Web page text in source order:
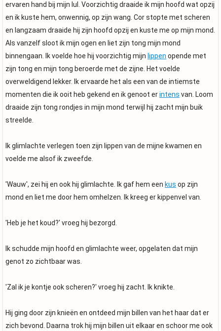
ervaren hand bij mijn lul. Voorzichtig draaide ik mijn hoofd wat opzij
en ik kuste hem, onwennig, op zijn wang. Cor stopte met scheren
en langzaam draaide hij zijn hoofd opzij en kuste me op mijn mond.
Als vanzelf sloot ik mijn ogen en liet zijn tong mijn mond
binnengaan. Ik voelde hoe hij voorzichtig mijn lippen opende met
zijn tong en mijn tong beroerde met de zijne. Het voelde
overweldigend lekker. Ik ervaarde het als een van de intiemste
momenten die ik ooit heb gekend en ik genoot erintens van. Loom
draaide zijn tong rondjes in mijn mond terwijl hij zacht mijn buik
streelde.
Ik glimlachte verlegen toen zijn lippen van de mijne kwamen en
voelde me alsof ik zweefde.
'Wauw', zei hij en ook hij glimlachte. Ik gaf hem een kus op zijn
mond en liet me door hem omhelzen. Ik kreeg er kippenvel van.
'Heb je het koud?' vroeg hij bezorgd.
Ik schudde mijn hoofd en glimlachte weer, opgelaten dat mijn
genot zo zichtbaar was.
'Zal ik je kontje ook scheren?' vroeg hij zacht. Ik knikte.
Hij ging door zijn knieën en ontdeed mijn billen van het haar dat er
zich bevond. Daarna trok hij mijn billen uit elkaar en schoor me ook